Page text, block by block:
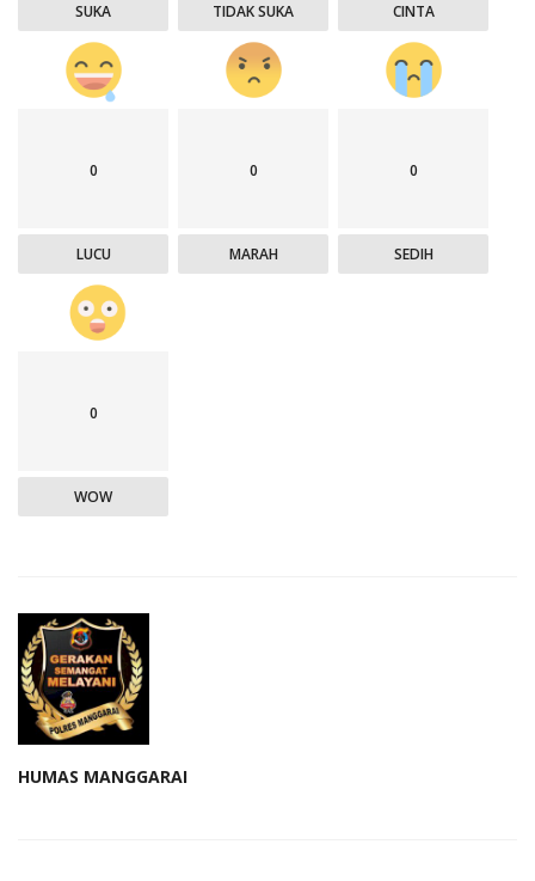
SUKA TIDAK SUKA CINTA
0
LUCU
0
MARAH
0
SEDIH
0
WOW
HUMAS MANGGARAI